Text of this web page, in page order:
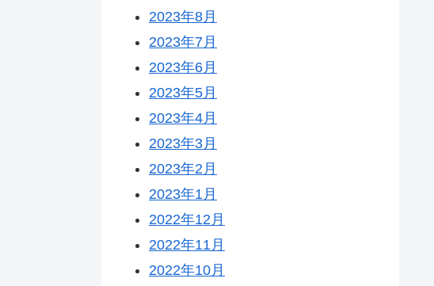
2023年8月
2023年7月
2023年6月
2023年5月
2023年4月
2023年3月
2023年2月
2023年1月
2022年12月
2022年11月
2022年10月